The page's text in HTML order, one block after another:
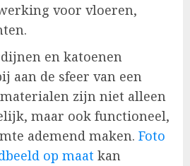
voor vloeren,
en katoenen
aan de sfeer van een
zijn niet alleen
maar ook functioneel,
ademend maken. Foto
op maat kan